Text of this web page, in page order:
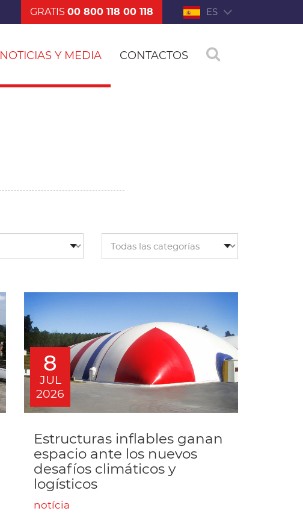
GRATIS00 800 118 00 118 ES
NOTICIAS Y MEDIA CONTACTOS
8
JUL
2026
Estructuras inflables ganan
espacio ante los nuevos
desafíos climáticos y
logísticos
notícia